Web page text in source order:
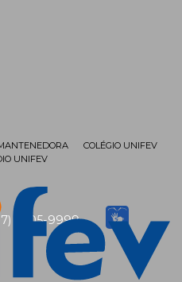
3405-9999
COLÉGIO UNIFEV
UNIFEV